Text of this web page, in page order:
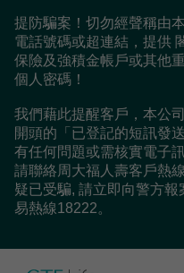
提防騙案！切勿經聲稱由
電話號碼或超連結，提供
保險及強積金帳戶或其他
個人密碼！
我們藉此提醒客戶，本公
開頭的「已登記的短訊發
有任何問題或需核實電子
請聯絡周大福人壽客戶熱
疑已受騙, 請立即向警方
易熱線18222。